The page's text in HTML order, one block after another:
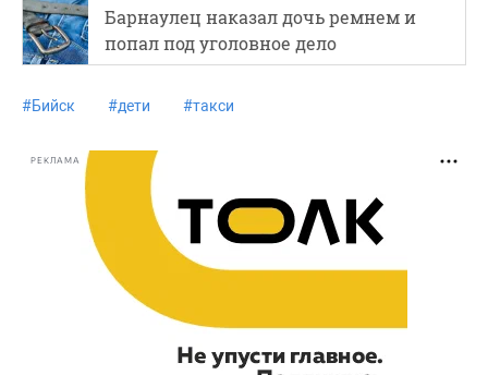
Барнаулец наказал дочь ремнем и
попал под уголовное дело
#Бийск #дети #такси
РЕКЛАМА